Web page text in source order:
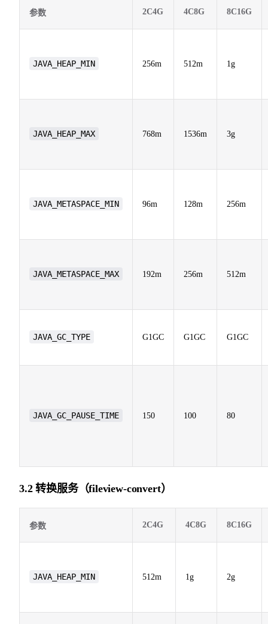
参数 2C4G 4C8G 8C16G
JAVA_HEAP_MIN 256m 512m 1g
JAVA_HEAP_MAX 768m 1536m 3g
JAVA_METASPACE_MIN 96m 128m 256m
JAVA_METASPACE_MAX 192m 256m 512m
JAVA_GC_TYPE G1GC G1GC G1GC
JAVA_GC_PAUSE_TIME 150 100 80
3.2 转换服务（fileview-convert）
参数 2C4G 4C8G 8C16G
JAVA_HEAP_MIN 512m 1g 2g